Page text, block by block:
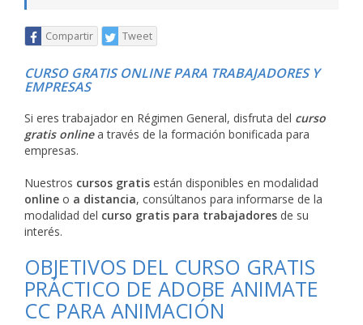
Compartir Tweet
CURSO GRATIS ONLINE PARA TRABAJADORES Y
EMPRESAS
Si eres trabajador en Régimen General, disfruta del curso
gratis onlinea través de la formación bonificada para
empresas.
Nuestros cursos gratis están disponibles en modalidad
online o a distancia, consúltanos para informarse de la
modalidad del curso gratis para trabajadores de su
interés.
OBJETIVOS DEL CURSO GRATIS
PRÁCTICO DE ADOBE ANIMATE
CC PARA ANIMACIÓN